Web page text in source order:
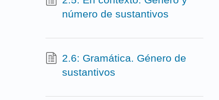
número de sustantivos
2.6: Gramática. Género de
sustantivos